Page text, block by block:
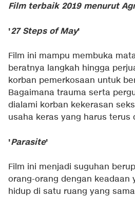
Film terbaik 2019 menurut
'27 Steps of May'
Film ini mampu membuka
beratnya langkah hingga
korban pemerkosaan untuk
Bagaimana trauma serta
dialami korban kekerasan
usaha keras yang harus terus
'Parasite'
Film ini menjadi suguhan
orang-orang dengan keadaan
hidup di satu ruang yang